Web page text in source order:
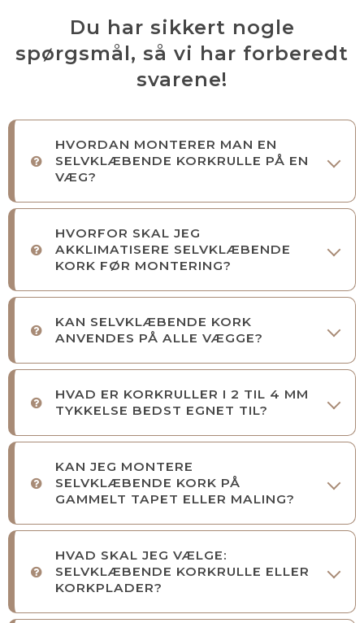
Du har sikkert nogle
spørgsmål, så vi har forberedt
svarene!
HVORDAN MONTERER MAN EN
SELVKLÆBENDE KORKRULLE PÅ EN
VÆG?
HVORFOR SKAL JEG
AKKLIMATISERE SELVKLÆBENDE
KORK FØR MONTERING?
KAN SELVKLÆBENDE KORK
ANVENDES PÅ ALLE VÆGGE?
HVAD ER KORKRULLER I 2 TIL 4 MM
TYKKELSE BEDST EGNET TIL?
KAN JEG MONTERE
SELVKLÆBENDE KORK PÅ
GAMMELT TAPET ELLER MALING?
HVAD SKAL JEG VÆLGE:
SELVKLÆBENDE KORKRULLE ELLER
KORKPLADER?